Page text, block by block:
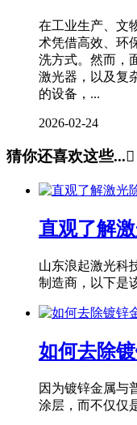
在工业生产、文
术凭借高效、环
洗方式。然而，
激光器，以及复
的设备，...
2026-02-24
猜你还喜欢这些...
直观了解
山东浪起激光科
制造商，以下是
如何去除
因为镀锌金属与
涂层，而不仅仅